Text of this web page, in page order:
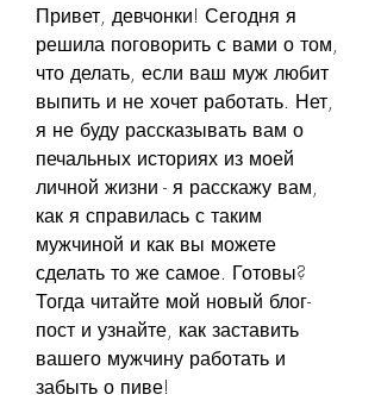
Привет, девчонки! Сегодня я
решила поговорить с вами о том,
что делать, если ваш муж любит
выпить и не хочет работать. Нет,
я не буду рассказывать вам о
печальных историях из моей
личной жизни - я расскажу вам,
как я справилась с таким
мужчиной и как вы можете
сделать то же самое. Готовы?
Тогда читайте мой новый блог-
пост и узнайте, как заставить
вашего мужчину работать и
забыть о пиве!